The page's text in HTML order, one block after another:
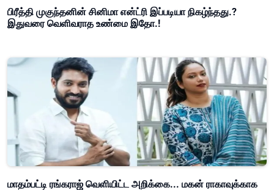
பிரீத்தி முகுந்தனின் சினிமா என்ட்ரி இப்படியா நிகழ்ந்தது.?
இதுவரை வெளிவராத உண்மை இதோ.!
மாதம்பட்டி ரங்கராஜ் வெளியிட்ட அறிக்கை... மகன் ராகாவுக்காக